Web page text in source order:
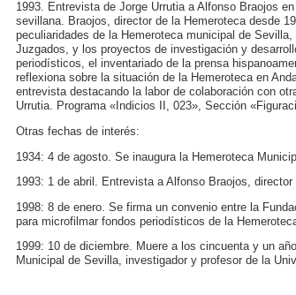
1993. Entrevista de Jorge Urrutia a Alfonso Braojos
sevillana. Braojos, director de la Hemeroteca desde
peculiaridades de la Hemeroteca municipal de
Juzgados, y los proyectos de investigación y
periodísticos, el inventariado de la prensa
reflexiona sobre la situación de la Hemeroteca en
entrevista destacando la labor de colaboración con
Urrutia. Programa «Indicios II, 023», Sección
Otras fechas de interés:
1934: 4 de agosto. Se inaugura la Hemeroteca
1993: 1 de abril. Entrevista a Alfonso Braojos,
1998: 8 de enero. Se firma un convenio entre la
para microfilmar fondos periodísticos de la
1999: 10 de diciembre. Muere a los cincuenta y un
Municipal de Sevilla, investigador y profesor de la